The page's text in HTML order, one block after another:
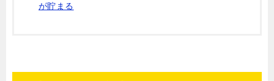
が貯まる